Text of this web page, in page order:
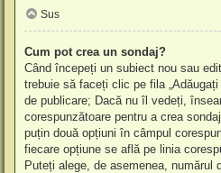
Sus
Cum pot crea un sondaj?
Când începeți un subiect nou sau
trebuie să faceți clic pe fila
de publicare; Dacă nu îl vedeți,
corespunzătoare pentru a crea
puțin două opțiuni în câmpul
fiecare opțiune se află pe linia
Puteți alege, de asemenea, numărul